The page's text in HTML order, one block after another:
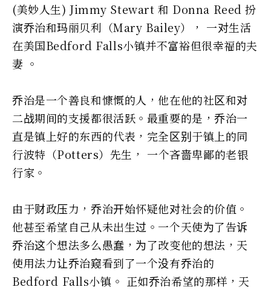
(美妙人生) Jimmy Stewart 和 Donna Reed 扮
演乔治和玛丽贝利（Mary Bailey）， 一对生活
在美国Bedford Falls小镇并不富裕但很幸福的夫
妻 。
乔治是一个善良和慷慨的人，他在他的社区和对
二战期间的支援都很活跃。最重要的是，乔治一
直是镇上好的东西的代表，完全区别于镇上的同
行波特（Potters）先生， 一个吝啬卑鄙的老银
行家。
由于财政压力，乔治开始怀疑他对社会的价值。
他甚至希望自己从未出生过。一个天使为了告诉
乔治这个想法多么愚蠢，为了改变他的想法，天
使用法力让乔治窥看到了一个没有乔治的
Bedford Falls小镇。 正如乔治希望的那样，天